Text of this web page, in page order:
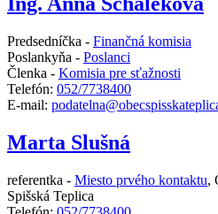
Predsedníčka - Finančná komisia
Poslankyňa - Poslanci
Členka - Komisia pre sťažnosti
Telefón: 052/7738400
E-mail:
Marta Slušná
referentka - Miesto prvého kontaktu,
Spišská Teplica